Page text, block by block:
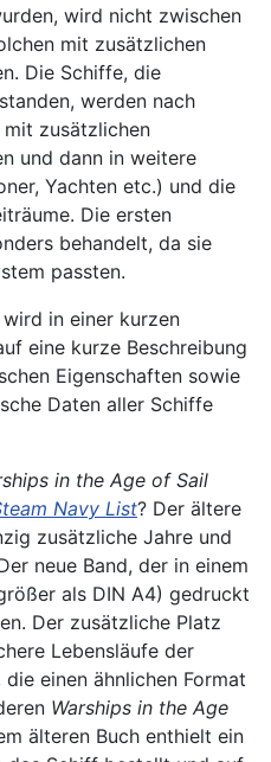
wird nicht zwischen
mit zusätzlichen
Die Schiffe, die
werden nach
zusätzlichen
und dann in weitere
Yachten etc.) und die
Die ersten
behandelt, da sie
passten.
in einer kurzen
eine kurze Beschreibung
Eigenschaften sowie
Daten aller Schiffe
in the Age of Sail
Navy List? Der ältere
zusätzliche Jahre und
neue Band, der in einem
als DIN A4) gedruckt
Der zusätzliche Platz
Lebensläufe der
einen ähnlichen Format
Warships in the Age
älteren Buch enthielt ein